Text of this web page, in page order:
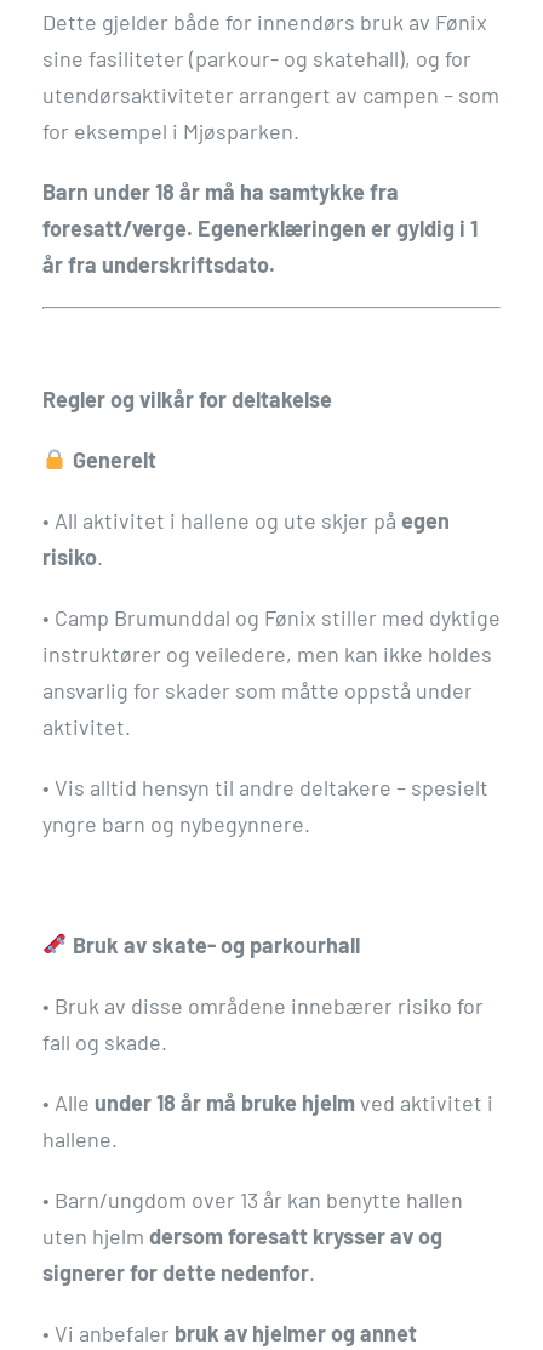
Dette gjelder både for innendørs bruk av Fønix
sine fasiliteter (parkour- og skatehall), og for
utendørsaktiviteter arrangert av campen – som
for eksempel i Mjøsparken.
Barn under 18 år må ha samtykke fra
foresatt/verge. Egenerklæringen er gyldig i 1
år fra underskriftsdato.
Regler og vilkår for deltakelse
Generelt
• All aktivitet i hallene og ute skjer på egen
risiko.
• Camp Brumunddal og Fønix stiller med dyktige
instruktører og veiledere, men kan ikke holdes
ansvarlig for skader som måtte oppstå under
aktivitet.
• Vis alltid hensyn til andre deltakere – spesielt
yngre barn og nybegynnere.
Bruk av skate- og parkourhall
• Bruk av disse områdene innebærer risiko for
fall og skade.
• Alle under 18 år må bruke hjelmved aktivitet i
hallene.
• Barn/ungdom over 13 år kan benytte hallen
uten hjelm dersom foresatt krysser av og
signerer for dette nedenfor.
• Vi anbefaler bruk av hjelmer og annet